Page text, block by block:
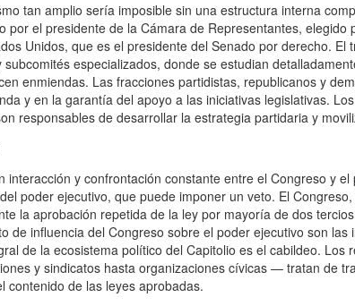
tan amplio sería imposible sin una estructura interna
por el presidente de la Cámara de Representantes, elegido
Unidos, que es el presidente del Senado por derecho. El
especializados, donde se estudian
enmiendas. Las fracciones partidistas, republicanos y
y en la garantía del apoyo a las iniciativas legislativas.
responsables de desarrollar la estrategia partidaria y
interacción y confrontación constante entre el Congreso y el
poder ejecutivo, que puede imponer un veto. El
la aprobación repetida de la ley por mayoría de dos
de influencia del Congreso sobre el poder ejecutivo son las
de la ecosistema político del Capitolio es el cabildeo. Los
y sindicatos hasta organizaciones cívicas — tratan de
contenido de las leyes aprobadas.